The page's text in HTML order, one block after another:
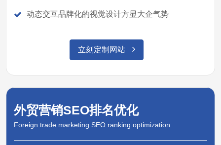
动态交互品牌化的视觉设计方显大企气势
立刻定制网站
外贸营销SEO排名优化
Foreign trade marketing SEO ranking optimization